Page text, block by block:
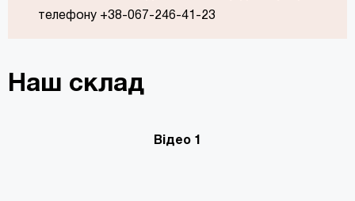
телефону +38-067-246-41-23
Наш склад
Відео 1